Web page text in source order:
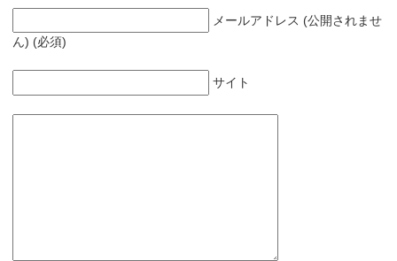
メールアドレス (公開されませ
ん) (必須)
サイト